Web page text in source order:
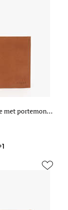
Portefeuille met portemonnee Oil leder